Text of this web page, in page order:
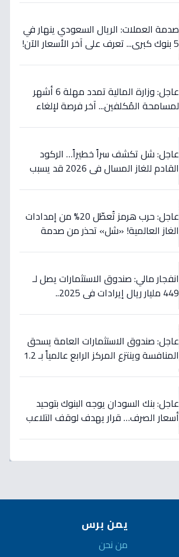
صدمة العملات: الريال السعودي ينهار في
5 بنوك كبرى... تعرف على آخر الأسعار الآن!
عاجل: وزارة المالية تمدد مهلة 6 أشهر
لمسامحة المُكلفين... آخر فرصة لإلغاء
عاجل: شل تكشف سراً خطيراً… الركود
القادم للغاز المسال في 2026 قد يسبب
عاجل: حرب هرمز تُعطّل 20% من إمدادات
الغاز العالمية! «شل» تحذر من صدمة
انفجار مالي: صندوق الاستثمارات يصل لـ
449 مليار ريال إيرادات في 2025..
عاجل: صندوق الاستثمارات العامة يسحق
المنافسة وينتزع المركز الرابع عالمياً بـ 1.2
عاجل: بنك السودان يوجه البنوك بتوحيد
أسعار الصرف… قرار يهدف لوقف التلاعب
يمن برس
من نحن